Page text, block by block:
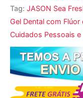
Tag: JASON Sea
Gel Dental com
Cuidados Pessoais